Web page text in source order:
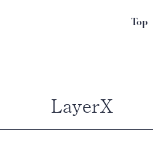
Top
LayerX